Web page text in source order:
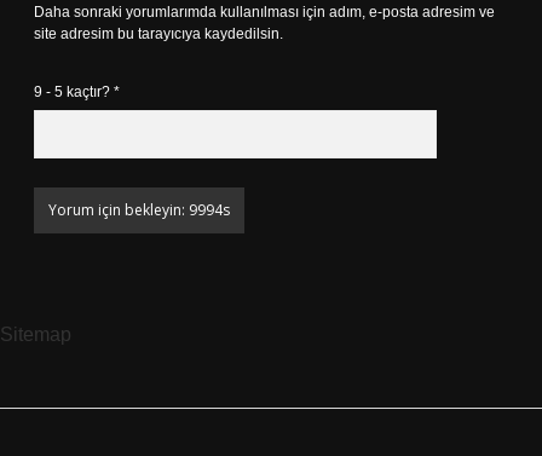
Daha sonraki yorumlarımda kullanılması için adım, e-posta adresim ve
site adresim bu tarayıcıya kaydedilsin.
9 - 5 kaçtır? *
Sitemap